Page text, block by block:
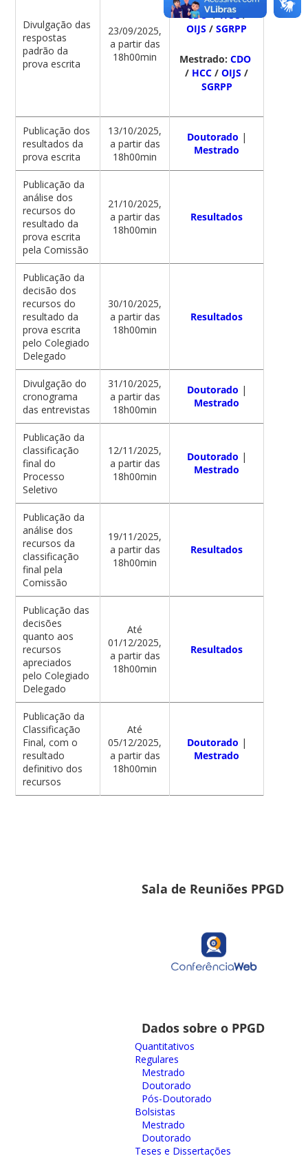
Divulgação das
respostas
padrão da
prova escrita
23/09/2025,
a partir das
18h00min
CDO/HCC/
OIJS/SGRPP
Mestrado:CDO
/ HCC/OIJS/
SGRPP
Publicação dos
resultados da
prova escrita
13/10/2025,
a partir das
18h00min
Doutorado |
Mestrado
Publicação da
análise dos
recursos do
resultado da
prova escrita
pela Comissão
21/10/2025,
a partir das
18h00min
Resultados
Publicação da
decisão dos
recursos do
resultado da
prova escrita
pelo Colegiado
Delegado
30/10/2025,
a partir das
18h00min
Resultados
Divulgação do
cronograma
das entrevistas
31/10/2025,
a partir das
18h00min
Doutorado |
Mestrado
Publicação da
classificação
final do
Processo
Seletivo
12/11/2025,
a partir das
18h00min
Doutorado |
Mestrado
Publicação da
análise dos
recursos da
classificação
final pela
Comissão
19/11/2025,
a partir das
18h00min
Resultados
Publicação das
decisões
quanto aos
recursos
apreciados
pelo Colegiado
Delegado
Até
01/12/2025,
a partir das
18h00min
Resultados
Publicação da
Classificação
Final, com o
resultado
definitivo dos
recursos
Até
05/12/2025,
a partir das
18h00min
Doutorado |
Mestrado
Sala de Reuniões PPGD
Dados sobre o PPGD
Quantitativos
Regulares
Mestrado
Doutorado
Pós-Doutorado
Bolsistas
Mestrado
Doutorado
Teses e Dissertações